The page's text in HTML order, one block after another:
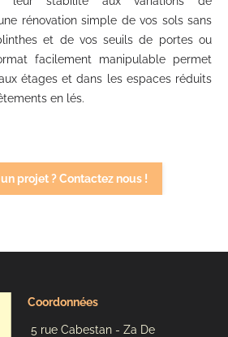
rénovation simple de vos sols sans
et de vos seuils de portes ou
facilement manipulable permet
étages et dans les espaces réduits
en lés.
projet ? Contactez nous !
Coordonnées
5 rue Cabestan - Za De